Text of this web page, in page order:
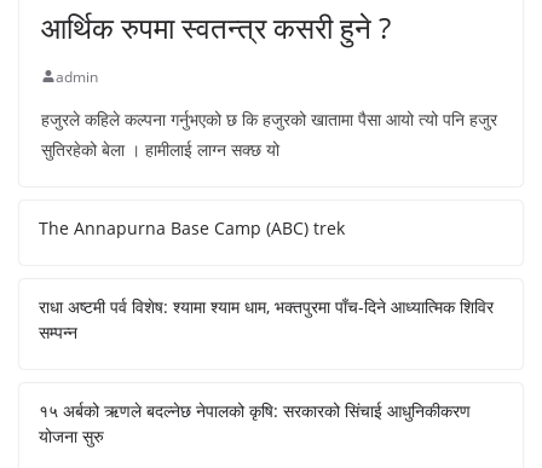
आर्थिक रुपमा स्वतन्त्र कसरी हुने ?
admin
हजुरले कहिले कल्पना गर्नुभएको छ कि हजुरको खातामा पैसा आयो त्यो पनि हजुर
सुतिरहेको बेला । हामीलाई लाग्न सक्छ यो
The Annapurna Base Camp (ABC) trek
राधा अष्टमी पर्व विशेष: श्यामा श्याम धाम, भक्तपुरमा पाँच-दिने आध्यात्मिक शिविर
सम्पन्न
१५ अर्बको ऋणले बदल्नेछ नेपालको कृषि: सरकारको सिंचाई आधुनिकीकरण
योजना सुरु